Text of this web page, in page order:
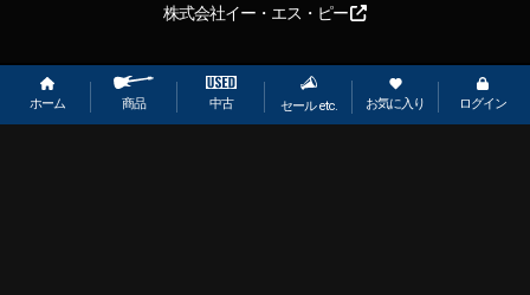
ホーム 商品 中古 セール etc. お気に入り ログイン
株式会社イー・エス・ピー
Copyright 2026【ESP直営】BIGBOSS オンラインマーケット(ギター＆
ベース). All rights reserved.